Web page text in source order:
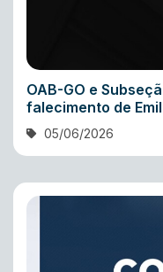
OAB-GO e
falecimento de
05/06/2026